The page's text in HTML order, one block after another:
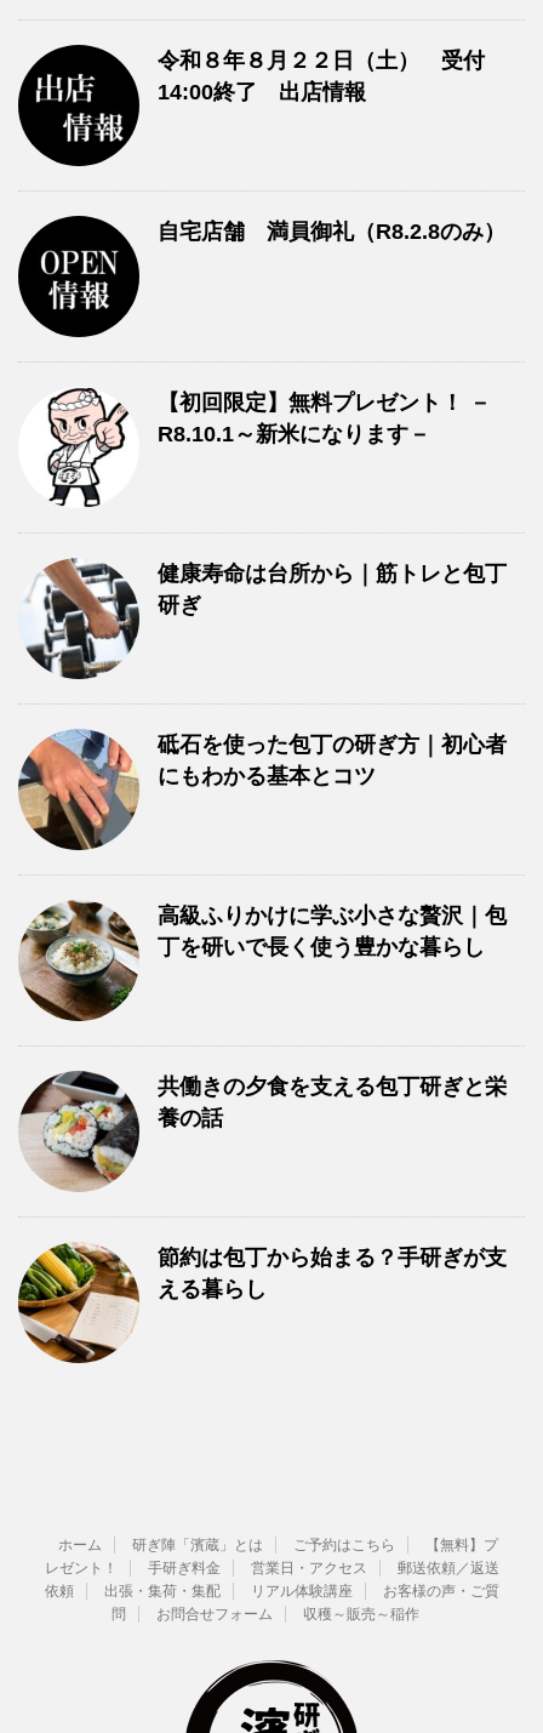
令和８年８月２２日（土） 受付
14:00終了 出店情報
自宅店舗 満員御礼（R8.2.8のみ）
【初回限定】無料プレゼント！ －
R8.10.1～新米になります－
健康寿命は台所から｜筋トレと包丁
研ぎ
砥石を使った包丁の研ぎ方｜初心者
にもわかる基本とコツ
高級ふりかけに学ぶ小さな贅沢｜包
丁を研いで長く使う豊かな暮らし
共働きの夕食を支える包丁研ぎと栄
養の話
節約は包丁から始まる？手研ぎが支
える暮らし
ホーム 研ぎ陣「濱蔵」とは ご予約はこちら
【無料】プ
レゼント！
手研ぎ料金 営業日・アクセス
郵送依頼／返送
依頼
出張・集荷・集配 リアル体験講座
お客様の声・ご質
問
お問合せフォーム 収穫～販売～稲作